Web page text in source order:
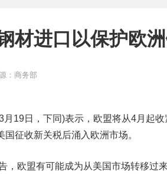
材进口以保护欧
：商务部
月19日，下同)表示，欧盟将从4月起
征收新关税后涌入欧洲市场。
，欧盟有可能成为从美国市场转移过